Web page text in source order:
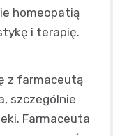
homeopatią
i terapię.
z farmaceutą
szczególnie
Farmaceuta